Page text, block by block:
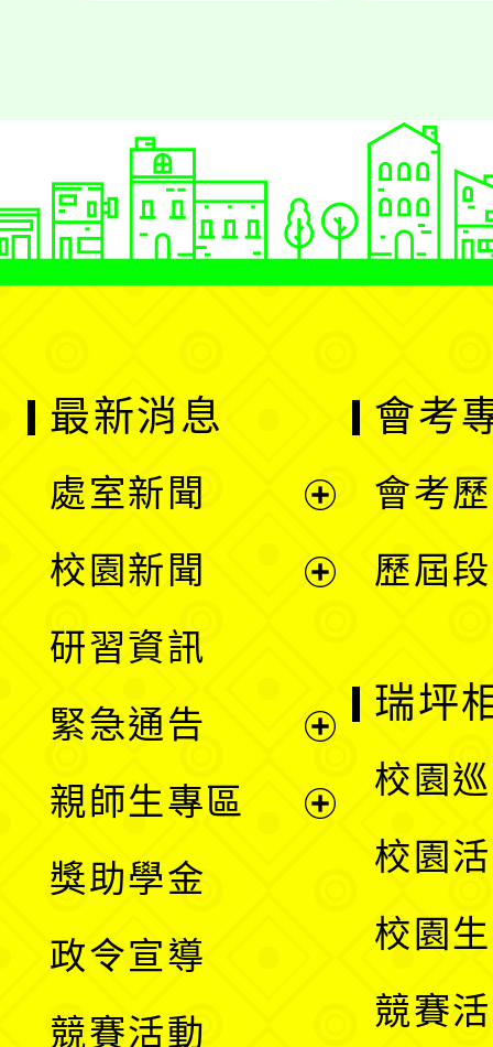
最新消息
處室新聞
單
校園新聞
選
單
研習資訊
緊急通告
親師生專區
獎助學金
政令宣導
競賽活動
會考
會考
歷屆
瑞坪
校園
校園
校園
競賽